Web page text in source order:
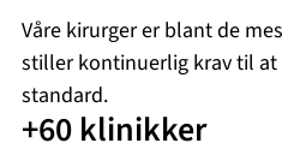
Våre kirurger er blant de
stiller kontinuerlig krav til
standard.
+60 klinikker